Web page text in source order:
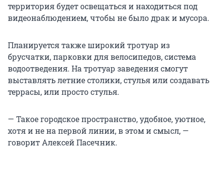
территория будет освещаться и находиться под
видеонаблюдением, чтобы не было драк и мусора.
Планируется также широкий тротуар из
брусчатки, парковки для велосипедов, система
водоотведения. На тротуар заведения смогут
выставлять летние столики, стулья или создавать
террасы, или просто стулья.
— Такое городское пространство, удобное, уютное,
хотя и не на первой линии, в этом и смысл, —
говорит Алексей Пасечник.